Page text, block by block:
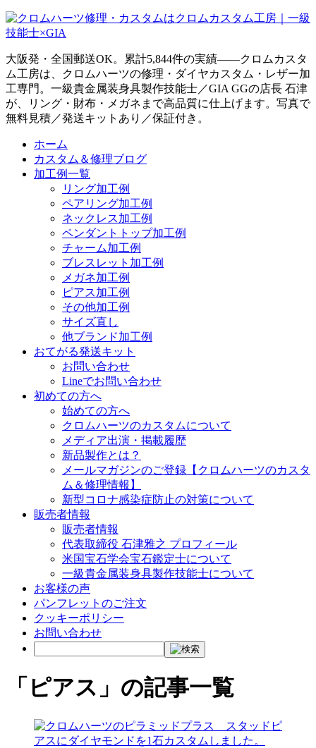
大阪発・全国郵送OK。累計5,844件の実績——クロムカスタ
ム工房は、クロムハーツの修理・ダイヤカスタム・レザー加
工専門。一級貴金属装身具製作技能士／GIA GGの店長 石津
が、リング・財布・メガネまで高品質に仕上げます。写真で
無料見積／発送キットあり／保証付き。
ホーム
カスタム＆修理ブログ
加工例一覧
リング加工例
ペアリング加工例
ネックレス加工例
ペンダントトップ加工例
チャーム加工例
ブレスレット加工例
メガネ加工例
ピアス加工例
その他加工例
サイズ直し
他ブランド加工例
おてがる発送キット
お問い合わせ
Lineでお問い合わせ
初めての方へ
始めての方へ
クロムハーツのカスタムについて
メディア出演・掲載履歴
新品製作とは？
メールマガジンのご登録【クロムハーツのカスタ
ム＆修理情報】
新型コロナ感染症防止の対策について
販売者情報
販売者情報
代表取締役 石津雅之 プロフィール
米国宝石学会宝石鑑定士について
一級貴金属装身具製作技能士について
お客様の声
パンフレットのご注文
クッキーポリシー
お問い合わせ
「ピアス」の記事一覧